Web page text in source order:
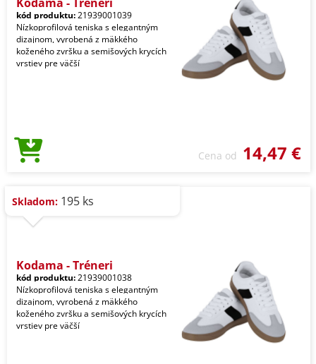
kód produktu:21939001039
Nízkoprofilová teniska s elegantným
dizajnom, vyrobená z mäkkého
koženého zvršku a semišových krycích
vrstiev pre väčší
Cena od 14,47 €
Skladom: 195 ks
Kodama - Tréneri
kód produktu:21939001038
Nízkoprofilová teniska s elegantným
dizajnom, vyrobená z mäkkého
koženého zvršku a semišových krycích
vrstiev pre väčší